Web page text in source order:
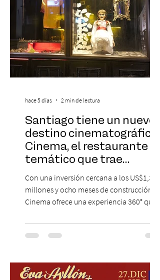
Santiago tiene un nuevo
destino cinematográfico:
Cinema, el restaurante
temático que trae
Hollywood a Chile
Con una inversión cercana a los US$1,3
millones y ocho meses de construcción,
Cinema ofrece una experiencia 360° que
cinematográfica y actores en vivo,
recreando algunos de los universos más
una nueva atracción a su oferta
gastronómica y turística con la apertura de
hace 5 días 2 min de lectura